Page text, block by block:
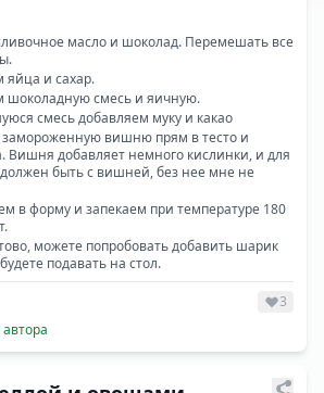
масло и шоколад. Перемешать все
и сахар.
смесь и яичную.
смесь добавляем муку и какао
вишню прям в тесто и
добавляет немного кислинки, и для
быть с вишней, без нее мне не
в форму и запекаем при температуре 180
можете попробовать добавить шарик
подавать на стол.
3